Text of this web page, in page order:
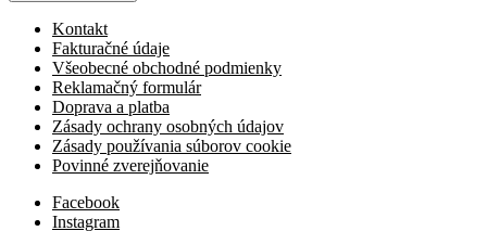
Kontakt
Fakturačné údaje
Všeobecné obchodné podmienky
Reklamačný formulár
Doprava a platba
Zásady ochrany osobných údajov
Zásady používania súborov cookie
Povinné zverejňovanie
Facebook
Instagram